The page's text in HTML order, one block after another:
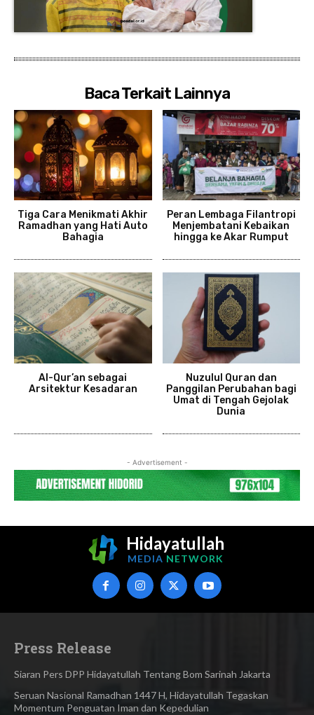
Baca Terkait Lainnya
Tiga Cara Menikmati Akhir
Ramadhan yang Hati Auto
Bahagia
Peran Lembaga Filantropi
Menjembatani Kebaikan
hingga ke Akar Rumput
Al-Qur’an sebagai
Arsitektur Kesadaran
Nuzulul Quran dan
Panggilan Perubahan bagi
Umat di Tengah Gejolak
Dunia
- Advertisement -
Hidayatullah
MEDIA NETWORK
Press Release
Siaran Pers DPP Hidayatullah Tentang Bom Sarinah Jakarta
Seruan Nasional Ramadhan 1447 H, Hidayatullah Tegaskan
Momentum Penguatan Iman dan Kepedulian